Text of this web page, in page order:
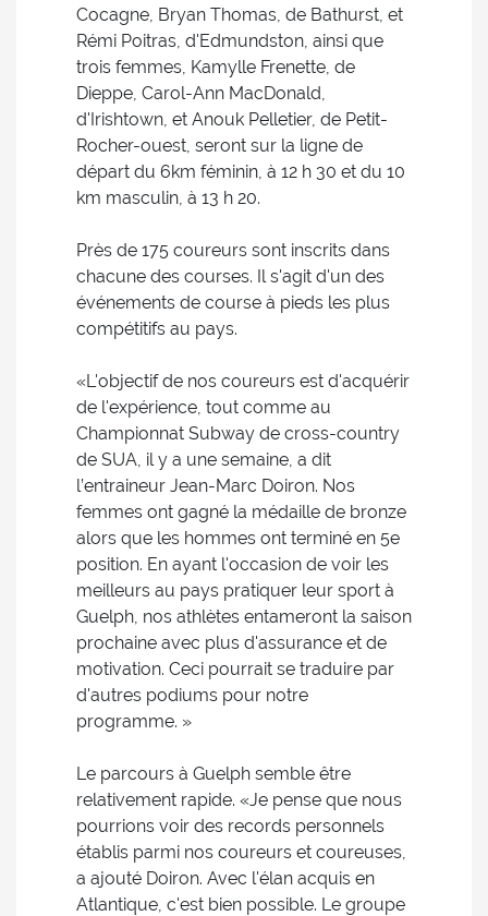
Cocagne, Bryan Thomas, de Bathurst, et
Rémi Poitras, d'Edmundston, ainsi que
trois femmes, Kamylle Frenette, de
Dieppe, Carol-Ann MacDonald,
d'Irishtown, et Anouk Pelletier, de Petit-
Rocher-ouest, seront sur la ligne de
départ du 6km féminin, à 12 h 30 et du 10
km masculin, à 13 h 20.
Près de 175 coureurs sont inscrits dans
chacune des courses. Il s'agit d'un des
événements de course à pieds les plus
compétitifs au pays.
«L'objectif de nos coureurs est d'acquérir
de l'expérience, tout comme au
Championnat Subway de cross-country
de SUA, il y a une semaine, a dit
l’entraineur Jean-Marc Doiron. Nos
femmes ont gagné la médaille de bronze
alors que les hommes ont terminé en 5e
position. En ayant l'occasion de voir les
meilleurs au pays pratiquer leur sport à
Guelph, nos athlètes entameront la saison
prochaine avec plus d'assurance et de
motivation. Ceci pourrait se traduire par
d'autres podiums pour notre
programme. »
Le parcours à Guelph semble être
relativement rapide. «Je pense que nous
pourrions voir des records personnels
établis parmi nos coureurs et coureuses,
a ajouté Doiron. Avec l'élan acquis en
Atlantique, c'est bien possible. Le groupe